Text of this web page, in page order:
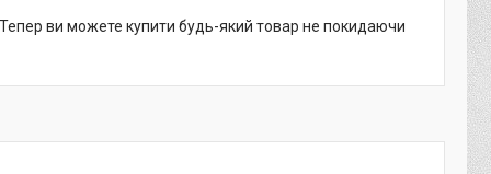
Тепер ви можете купити будь-який товар не покидаючи